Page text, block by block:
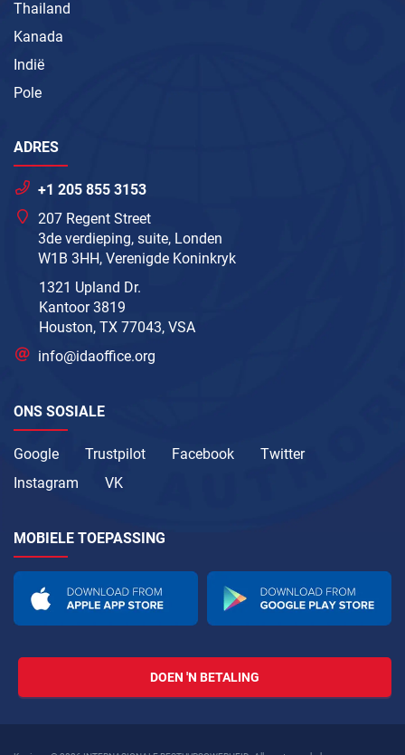
Thailand
Kanada
Indië
Pole
ADRES
+1 205 855 3153
207 Regent Street
3de verdieping, suite, Londen
W1B 3HH, Verenigde Koninkryk
1321 Upland Dr.
Kantoor 3819
Houston, TX 77043, VSA
info@idaoffice.org
ONS SOSIALE
Google Trustpilot Facebook
Twitter
Instagram
VK
MOBIELE TOEPASSING
DOEN 'N BETALING